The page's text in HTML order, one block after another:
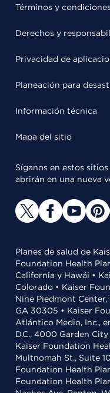
Términos y condiciones
Derechos y
Privacidad de
Planeación para
Información técnica
Mapa del sitio
Síganos en estos
abrirán en una nueva
Planes de salud de
Foundation Health
California y Hawái •
Colorado • Kaiser
Nine Piedmont
GA 30305 • Kaiser
Atlántico Medio, Inc.,
D.C., 4000 Garden
Kaiser Foundation
Multnomah St., Suite
Foundation Health
Foundation Health